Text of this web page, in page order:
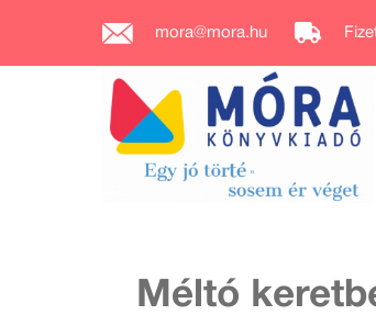
mora@mora.hu
Méltó